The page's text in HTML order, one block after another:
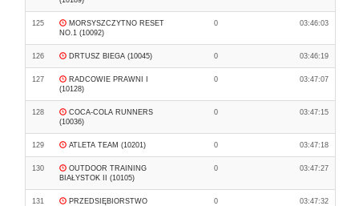
125
MORSYSZCZYTNO RESET
NO.1 (10092)
0 03:46:03
126 DRTUSZ BIEGA (10045) 0 03:46:19
127
RADCOWIE PRAWNI I
(10128)
0 03:47:07
128
COCA-COLA RUNNERS
(10036)
0 03:47:15
129 ATLETA TEAM (10201) 0 03:47:18
130
OUTDOOR TRAINING
BIAŁYSTOK II (10105)
0 03:47:27
131
PRZEDSIĘBIORSTWO
0 03:47:32